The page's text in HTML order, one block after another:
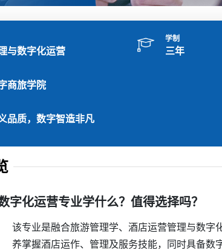
与数字化运营
学制
三年
商旅学院
品质，数字智造非凡
字化运营专业学什么？值得选择吗？
该专业是融合旅游管理学、酒店运营管理与数字
养掌握酒店运作、管理及服务技能，同时具备数